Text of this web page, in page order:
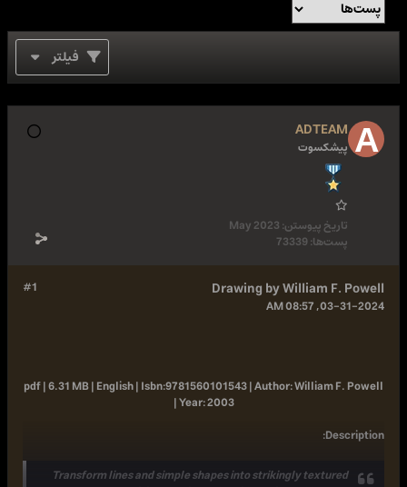
فیلتر
ADTEAM
پیشکسوت
تاریخ پیوستن:May 2023
پست‌ها:73339
#1 Drawing by William F. Powell
03-31-2024, 08:57 AM
pdf | 6.31 MB | English |Isbn:9781560101543 |Author:William F. Powell
|Year:2003
Description
:
Transform lines and simple shapes into strikingly textured